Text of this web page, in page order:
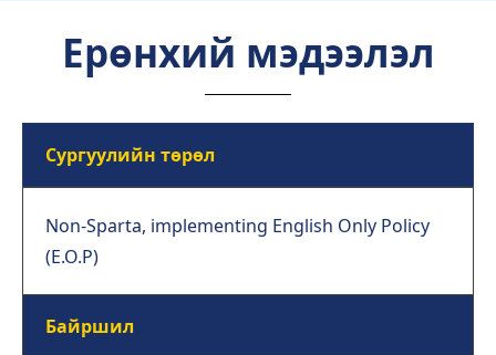
Ерөнхий мэдээлэл
Сургуулийн төрөл
Non-Sparta, implementing English Only Policy
(E.O.P)
Байршил